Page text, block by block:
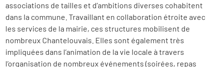
associations de tailles et d’ambitions diverses cohabitent
dans la commune. Travaillant en collaboration étroite avec
les services de la mairie, ces structures mobilisent de
nombreux Chantelouvais. Elles sont également très
impliquées dans l’animation de la vie locale à travers
l’organisation de nombreux événements (soirées, repas